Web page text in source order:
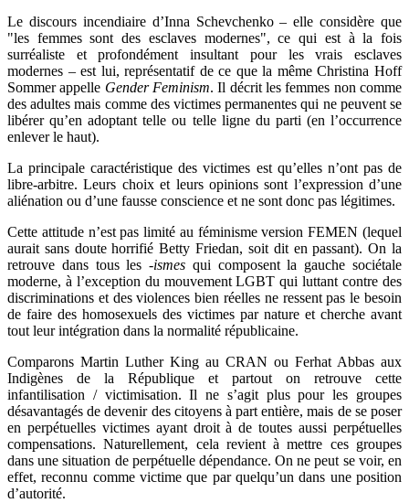
Le discours incendiaire d’Inna Schevchenko – elleconsidère que
"les femmes sont des esclaves modernes", ce qui est à la fois
surréaliste et profondément insultant pour les vrais esclaves
modernes –est lui, représentatif de ce que la mêmeChristina Hoff
Sommerappelle Gender Feminism. Il décrit les femmes non comme
des adultes mais comme des victimes permanentes qui ne peuvent se
libérer qu’en adoptant telle ou telle ligne du parti (en l’occurrence
enlever le haut).
La principale caractéristique des victimes est qu’elles n’ont pas de
libre-arbitre. Leurs choix et leurs opinions sont l’expression d’une
aliénation ou d’une fausse conscience et ne sont donc pas légitimes.
Cette attitude n’est pas limité au féminisme version FEMEN (lequel
aurait sans doute horrifié Betty Friedan, soit dit en passant). On la
retrouve dans tous les -ismes qui composent la gauche sociétale
moderne, à l’exception du mouvement LGBT qui luttant contre des
discriminations et des violences bien réelles ne ressent pas le besoin
de faire des homosexuels des victimes par nature et cherche avant
tout leur intégration dans la normalité républicaine.
Comparons Martin Luther King au CRAN ou Ferhat Abbas aux
Indigènes de la République et partout on retrouve cette
infantilisation / victimisation. Il ne s’agit plus pour les groupes
désavantagés de devenir des citoyens à part entière, mais de se poser
en perpétuelles victimes ayant droit à de toutes aussi perpétuelles
compensations.Naturellement, cela revient à mettre ces groupes
dans une situation de perpétuelle dépendance. On ne peut se voir, en
effet, reconnu comme victime que par quelqu’un dans une position
d’autorité.